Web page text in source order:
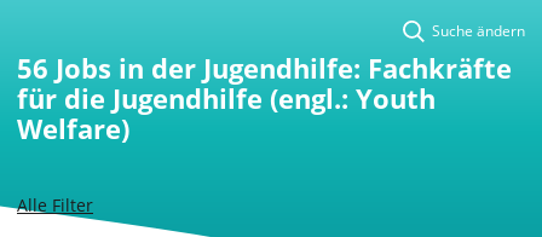
Alle Filter
Suche ändern
56 Jobs in der Jugendhilfe: Fachkräfte
für die Jugendhilfe (engl.: Youth
Welfare)